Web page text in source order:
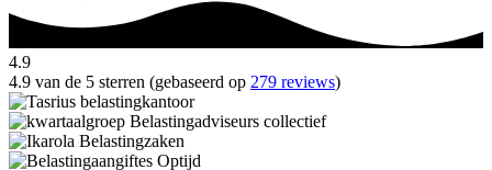
4.9
4.9 van de 5 sterren (gebaseerd op 279 reviews)